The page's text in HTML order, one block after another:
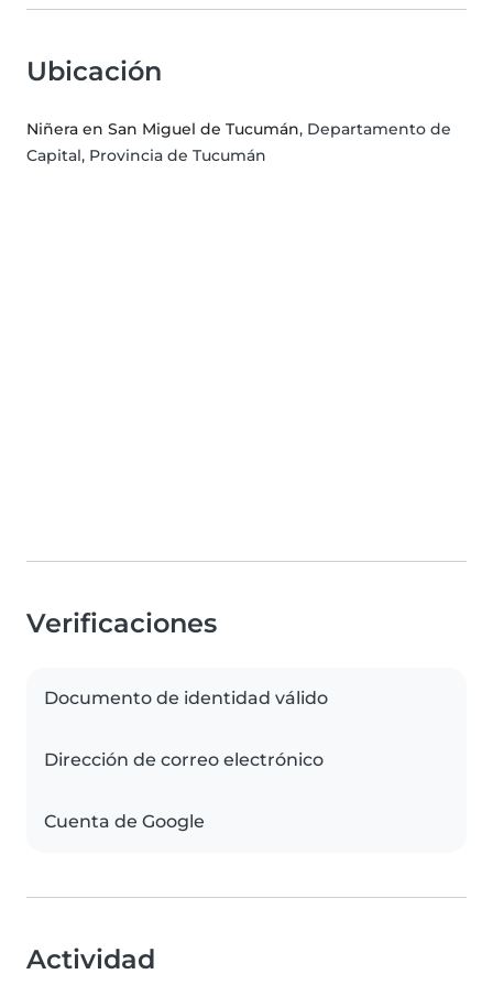
Ubicación
Niñera en San Miguel de Tucumán, Departamento de
Capital, Provincia de Tucumán
Verificaciones
Documento de identidad válido
Dirección de correo electrónico
Cuenta de Google
Actividad